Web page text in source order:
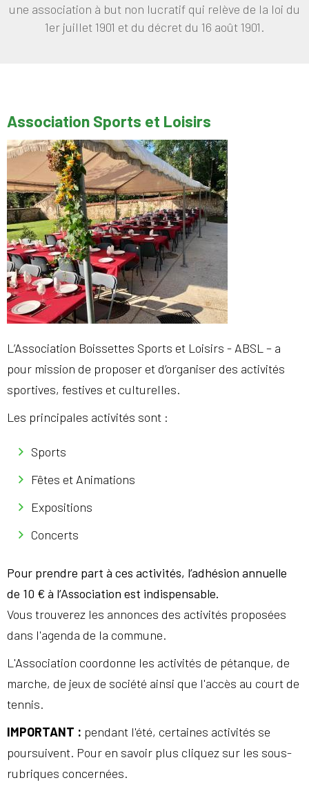
une association à but non lucratif qui relève de la loi du
1er juillet 1901 et du décret du 16 août 1901.
Association Sports et Loisirs
L’Association Boissettes Sports et Loisirs - ABSL – a
pour mission de proposer et d’organiser des activités
sportives, festives et culturelles.
Les principales activités sont :
Sports
Fêtes et Animations
Expositions
Concerts
Pour prendre part à ces activités, l’adhésion annuelle
de 10 € à l’Association est indispensable.
Vous trouverez les annonces des activités proposées
dans l'agenda de la commune.
L'Association coordonne les activités de pétanque, de
marche, de jeux de société ainsi que l'accès au court de
tennis.
IMPORTANT : pendant l'été, certaines activités se
poursuivent. Pour en savoir plus cliquez sur les sous-
rubriques concernées.